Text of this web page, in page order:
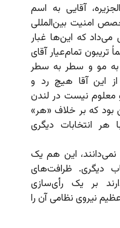
آقایی به اسم
امنیت بین‌المللی
می‌داد که این‌ها غبار
تریبون تمام‌عیار آقای
مو و سطر به سطر
از این آقا هیچ رد و
نیست در لندن
بود که بر خلاف «هر»
هر انتخابات دیگری
نمی‌دانند، این هم یک
دیگری. ظرافت‌های
بر یک رأی‌سازی
نیروی نظامی آن را